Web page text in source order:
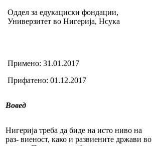
Оддел за едукациски фондации,
Универзитет во Нигерија, Нсука
Примено: 31.01.2017
Прифатено: 01.12.2017
Вовед
Нигерија треба да биде на исто ниво на
раз- виеност, како и развиените држави во